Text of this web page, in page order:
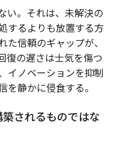
い。それは、未解決の
するよりも放置する方
信頼のギャップが、
復の遅さは士気を傷つ
イノベーションを抑制
を静かに侵食する。
されるものではな